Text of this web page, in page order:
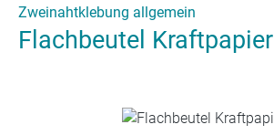
Zweinahtklebung allgemein
Flachbeutel Kraftpapier
Bildergalerie überspringen